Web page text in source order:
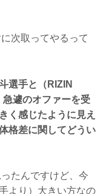
次取ってやるって
選手と（RIZIN
遽のオファーを受
く感じたように見え
格差に関してどうい
たんですけど、今
より）大きい方なの